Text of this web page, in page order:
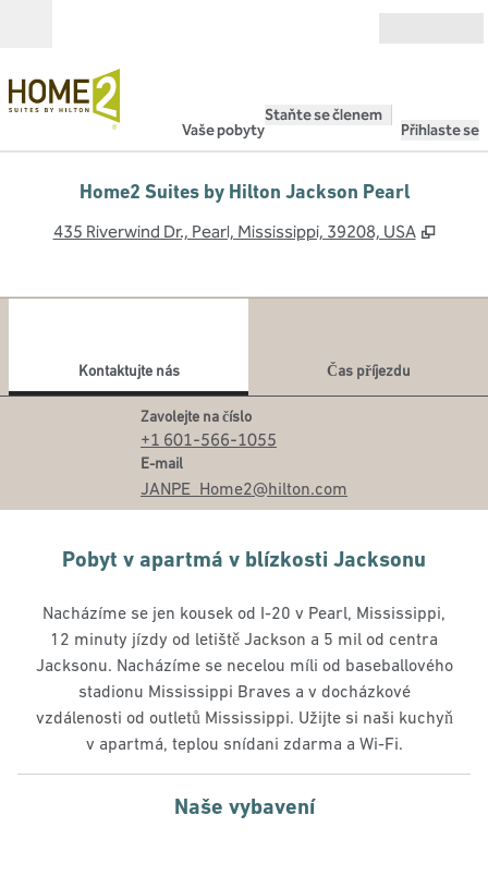
Vaše pobyty
Staňte se členem
Přihlaste se
Home2 Suites by Hilton Jackson Pearl
435 Riverwind Dr., Pearl, Mississippi, 39208, USA ,
Kontaktujte nás
Čas příjezdu
Zavolejte na číslo
Volejte
+1 601-566-1055
E-mail
Email
JANPE_Home2@hilton.com
Pobyt v apartmá v blízkosti Jacksonu
Nacházíme se jen kousek od I-20 v Pearl, Mississippi,
12 minuty jízdy od letiště Jackson a 5 mil od centra
Jacksonu. Nacházíme se necelou míli od baseballového
stadionu Mississippi Braves a v docházkové
vzdálenosti od outletů Mississippi. Užijte si naši kuchyň
v apartmá, teplou snídani zdarma a Wi-Fi.
Naše vybavení